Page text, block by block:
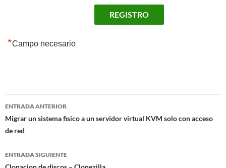
*Campo necesario
Navegación
de
entradas
ENTRADA ANTERIOR
Migrar un sistema fisico a un servidor virtual KVM solo con acceso
de red
ENTRADA SIGUIENTE